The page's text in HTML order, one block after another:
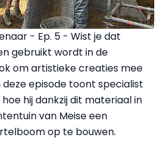
- Ep. 5 - Wist je dat
gebruikt wordt in de
om artistieke creaties mee
episode toont specialist
hij dankzij dit materiaal in
van Meise een
op te bouwen.